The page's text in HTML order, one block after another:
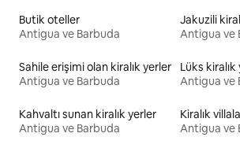
Butik oteller
Antigua ve Barbuda
Jakuzili
Antigua ve
Sahile erişimi olan kiralık yerler
Antigua ve Barbuda
Lüks kiralık
Antigua ve
Kahvaltı sunan kiralık yerler
Antigua ve Barbuda
Kiralık
Antigua ve